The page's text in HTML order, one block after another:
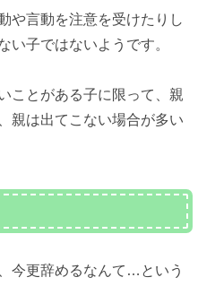
や言動を注意を受けたりし
い子ではないようです。
ことがある子に限って、親
親は出てこない場合が多い
今更辞めるなんて…という